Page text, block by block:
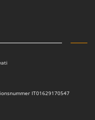
IT01629170547